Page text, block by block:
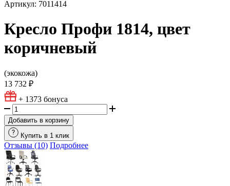
Артикул: 7011414
Кресло Профи 1814, цвет
коричневый
(экокожа)
13 732 ₽
+ 1373 бонуса
Добавить в корзину
Купить в 1 клик
Отзывы (10) Подробнее